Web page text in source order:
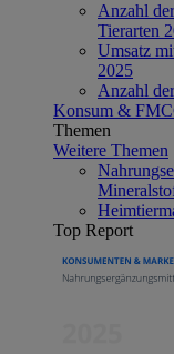
Anzahl
Tierarten
Umsatz
2025
Anzahl
Konsum &
Themen
Weitere Themen
Top Report